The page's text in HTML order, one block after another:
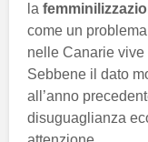
la
come un problema
nelle Canarie
Sebbene il dato
all’anno
disuguaglianza